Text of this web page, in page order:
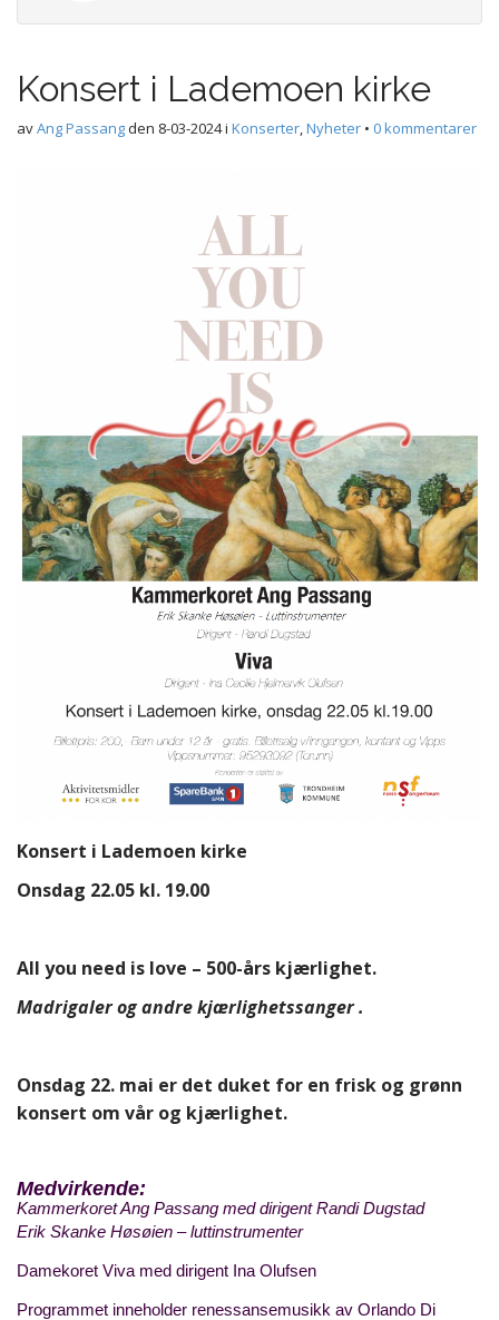
Konsert i Lademoen kirke
avAng Passangden 8-03-2024i Konserter,Nyheter • 0 kommentarer
Konsert i Lademoen kirke
Onsdag 22.05 kl. 19.00
All you need is love – 500-års kjærlighet.
Madrigaler og andre kjærlighetssanger .
Onsdag 22. mai er det duket for en frisk og grønn
konsert om vår og kjærlighet.
Medvirkende:
Kammerkoret Ang Passang med dirigent Randi Dugstad
Erik Skanke Høsøien – luttinstrumenter
Damekoret Viva med dirigent Ina Olufsen
Programmet inneholder renessansemusikk av Orlando Di